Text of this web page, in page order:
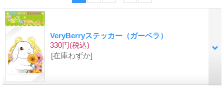
VeryBerryステッカー（ガーベラ）
330円(税込)
[在庫わずか]